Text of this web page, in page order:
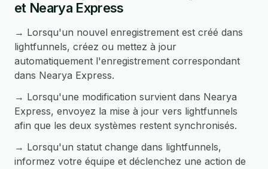
et Nearya Express
→ Lorsqu'un nouvel enregistrement est créé dans
lightfunnels, créez ou mettez à jour
automatiquement l'enregistrement correspondant
dans Nearya Express.
→ Lorsqu'une modification survient dans Nearya
Express, envoyez la mise à jour vers lightfunnels
afin que les deux systèmes restent synchronisés.
→ Lorsqu'un statut change dans lightfunnels,
informez votre équipe et déclenchez une action de